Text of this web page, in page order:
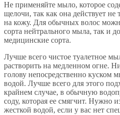
Не применяйте мыло, которое
щелочи, так как она действует не
на кожу. Для обычных волос
сорта нейтрального мыла, так и
медицинские сорта.
Лучше всего чистое туалетное
растворить на медленном огне.
голову непосредственно куском
водой. Лучше всего для этого
крайнем случае, в обычную
соду, которая ее смягчит. Нужно
жесткой водой, если у вас нет